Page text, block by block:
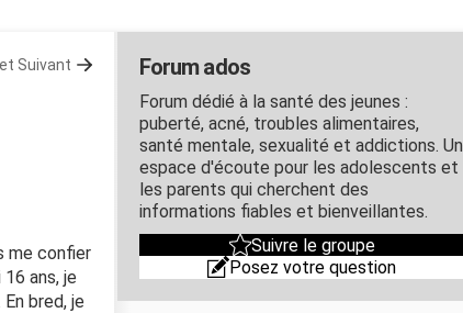
Suivant
me confier
ans, je
bred, je
Forum ados
Forum dédié à la santé des jeunes :
puberté, acné, troubles alimentaires,
santé mentale, sexualité et addictions. Un
espace d'écoute pour les adolescents et
les parents qui cherchent des
informations fiables et bienveillantes.
Suivre le groupe
Posez votre question